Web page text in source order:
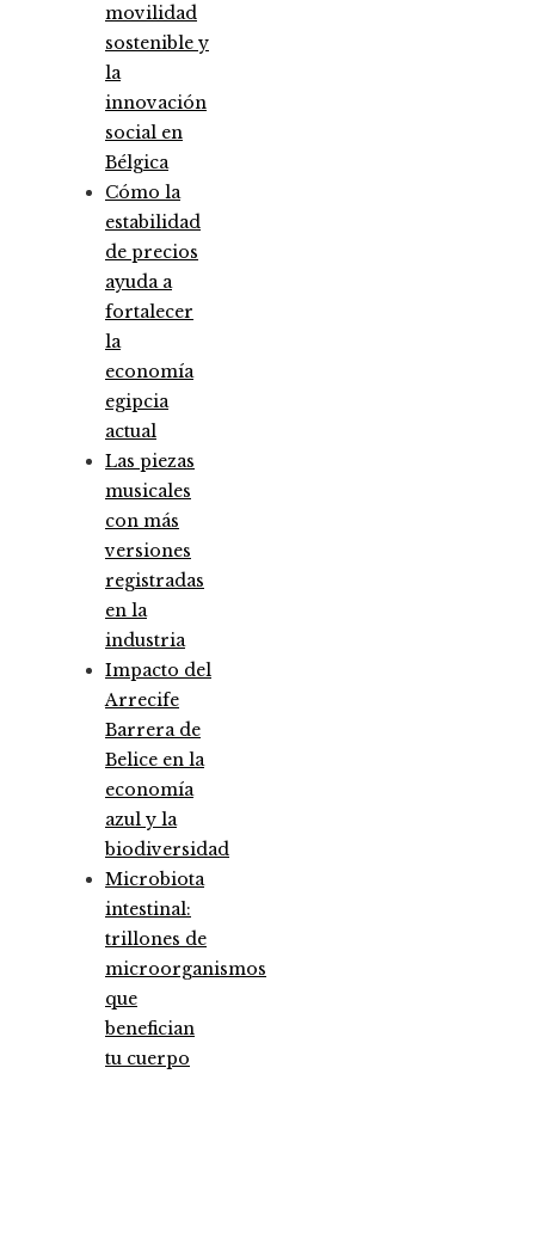
movilidad
sostenible y
la
innovación
social en
Bélgica
Cómo la
estabilidad
de precios
ayuda a
fortalecer
la
economía
egipcia
actual
Las piezas
musicales
con más
versiones
registradas
en la
industria
Impacto del
Arrecife
Barrera de
Belice en la
economía
azul y la
biodiversidad
Microbiota
intestinal:
trillones de
microorganismos
que
benefician
tu cuerpo